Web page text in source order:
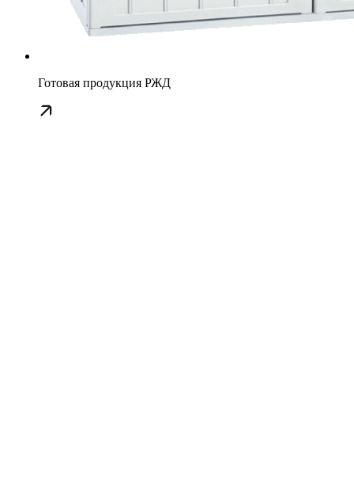
Готовая продукция РЖД